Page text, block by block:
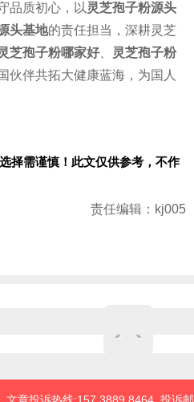
品质初心，以 灵芝孢子粉源头
头基地的责任担当，深耕灵芝
芝孢子粉哪家好、
灵芝孢子粉
伙伴共拓大健康蓝海，为国人
择需谨慎！此文仅供参考，不作
责任编辑：kj005